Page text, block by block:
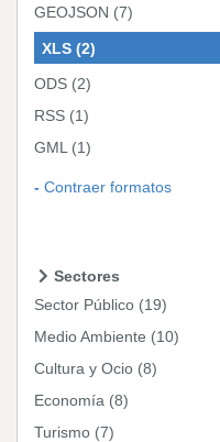
GEOJSON (7)
XLS (2)
ODS (2)
RSS (1)
GML (1)
Contraer formatos
Sectores
Sector Público (19)
Medio Ambiente (10)
Cultura y Ocio (8)
Economía (8)
Turismo (7)